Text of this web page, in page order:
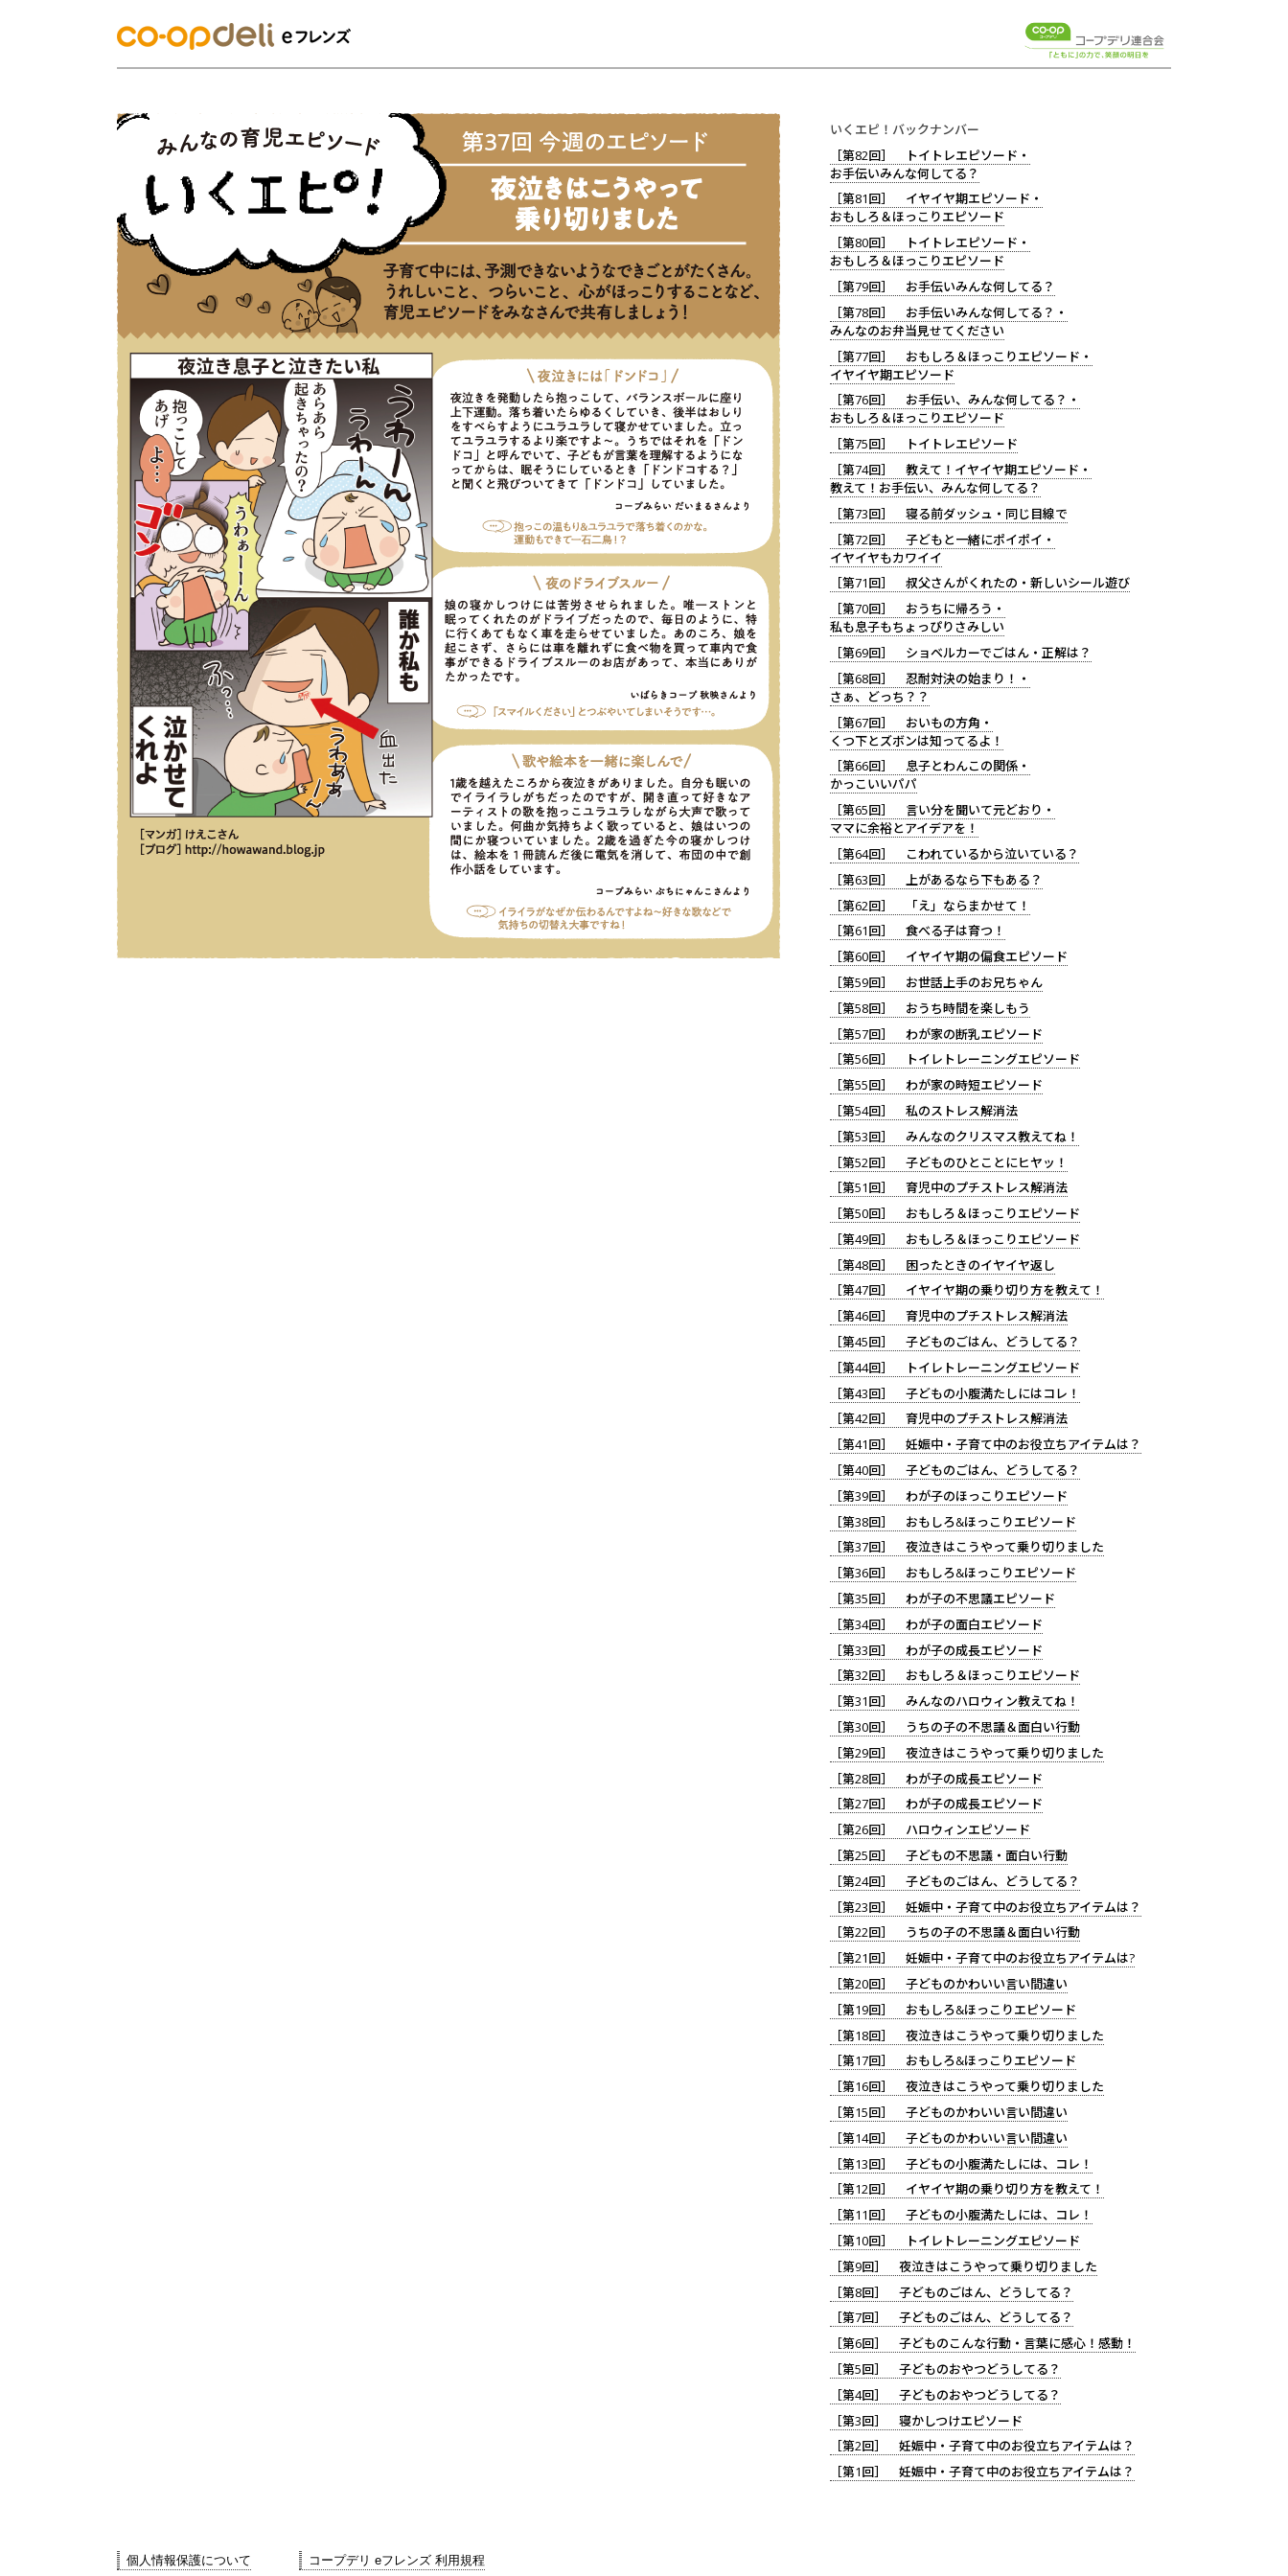
いくエピ！バックナンバー
［第82回］ トイトレエピソード・
お手伝いみんな何してる？
［第81回］ イヤイヤ期エピソード・
おもしろ＆ほっこりエピソード
［第80回］ トイトレエピソード・
おもしろ＆ほっこりエピソード
［第79回］ お手伝いみんな何してる？
［第78回］ お手伝いみんな何してる？・
みんなのお弁当見せてください
［第77回］ おもしろ＆ほっこりエピソード・
イヤイヤ期エピソード
［第76回］ お手伝い、みんな何してる？・
おもしろ＆ほっこりエピソード
［第75回］ トイトレエピソード
［第74回］ 教えて！イヤイヤ期エピソード・
教えて！お手伝い、みんな何してる？
［第73回］ 寝る前ダッシュ・同じ目線で
［第72回］ 子どもと一緒にポイポイ・
イヤイヤもカワイイ
［第71回］ 叔父さんがくれたの・新しいシール遊び
［第70回］ おうちに帰ろう・
私も息子もちょっぴりさみしい
［第69回］ ショベルカーでごはん・正解は？
［第68回］ 忍耐対決の始まり！・
さぁ、どっち？？
［第67回］ おいもの方角・
くつ下とズボンは知ってるよ！
［第66回］ 息子とわんこの関係・
かっこいいパパ
［第65回］ 言い分を聞いて元どおり・
ママに余裕とアイデアを！
［第64回］ こわれているから泣いている？
［第63回］ 上があるなら下もある？
［第62回］ 「え」ならまかせて！
［第61回］ 食べる子は育つ！
［第60回］ イヤイヤ期の偏食エピソード
［第59回］ お世話上手のお兄ちゃん
［第58回］ おうち時間を楽しもう
［第57回］ わが家の断乳エピソード
［第56回］ トイレトレーニングエピソード
［第55回］ わが家の時短エピソード
［第54回］ 私のストレス解消法
［第53回］ みんなのクリスマス教えてね！
［第52回］ 子どものひとことにヒヤッ！
［第51回］ 育児中のプチストレス解消法
［第50回］ おもしろ＆ほっこりエピソード
［第49回］ おもしろ＆ほっこりエピソード
［第48回］ 困ったときのイヤイヤ返し
［第47回］ イヤイヤ期の乗り切り方を教えて！
［第46回］ 育児中のプチストレス解消法
［第45回］ 子どものごはん、どうしてる？
［第44回］ トイレトレーニングエピソード
［第43回］ 子どもの小腹満たしにはコレ！
［第42回］ 育児中のプチストレス解消法
［第41回］ 妊娠中・子育て中のお役立ちアイテムは？
［第40回］ 子どものごはん、どうしてる？
［第39回］ わが子のほっこりエピソード
［第38回］ おもしろ&ほっこりエピソード
［第37回］ 夜泣きはこうやって乗り切りました
［第36回］ おもしろ&ほっこりエピソード
［第35回］ わが子の不思議エピソード
［第34回］ わが子の面白エピソード
［第33回］ わが子の成長エピソード
［第32回］ おもしろ＆ほっこりエピソード
［第31回］ みんなのハロウィン教えてね！
［第30回］ うちの子の不思議＆面白い行動
［第29回］ 夜泣きはこうやって乗り切りました
［第28回］ わが子の成長エピソード
［第27回］ わが子の成長エピソード
［第26回］ ハロウィンエピソード
［第25回］ 子どもの不思議・面白い行動
［第24回］ 子どものごはん、どうしてる？
［第23回］ 妊娠中・子育て中のお役立ちアイテムは？
［第22回］ うちの子の不思議＆面白い行動
［第21回］ 妊娠中・子育て中のお役立ちアイテムは?
［第20回］ 子どものかわいい言い間違い
［第19回］ おもしろ&ほっこりエピソード
［第18回］ 夜泣きはこうやって乗り切りました
［第17回］ おもしろ&ほっこりエピソード
［第16回］ 夜泣きはこうやって乗り切りました
［第15回］ 子どものかわいい言い間違い
［第14回］ 子どものかわいい言い間違い
［第13回］ 子どもの小腹満たしには、コレ！
［第12回］ イヤイヤ期の乗り切り方を教えて！
［第11回］ 子どもの小腹満たしには、コレ！
［第10回］ トイレトレーニングエピソード
［第9回］ 夜泣きはこうやって乗り切りました
［第8回］ 子どものごはん、どうしてる？
［第7回］ 子どものごはん、どうしてる？
［第6回］ 子どものこんな行動・言葉に感心！感動！
［第5回］ 子どものおやつどうしてる？
［第4回］ 子どものおやつどうしてる？
［第3回］ 寝かしつけエピソード
［第2回］ 妊娠中・子育て中のお役立ちアイテムは？
［第1回］ 妊娠中・子育て中のお役立ちアイテムは？
個人情報保護について コープデリ eフレンズ 利用規程